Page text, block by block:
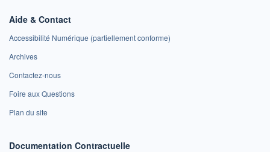
Aide & Contact
Accessibilité Numérique (partiellement conforme)
Archives
Contactez-nous
Foire aux Questions
Plan du site
Documentation Contractuelle